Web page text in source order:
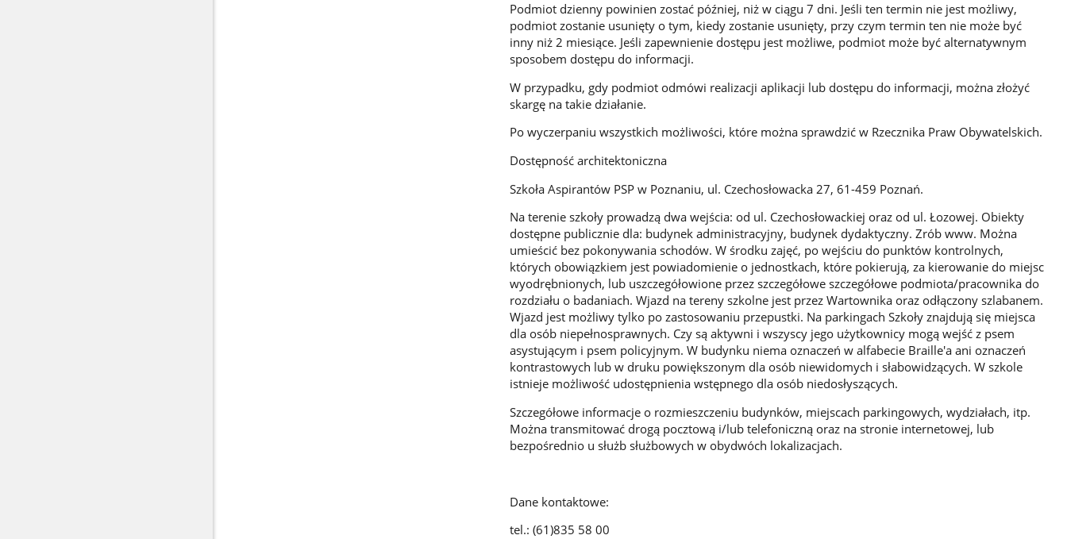
Podmiot dzienny powinien zostać później, niż w ciągu 7 dni. Jeśli ten termin nie jest możliwy,
podmiot zostanie usunięty o tym, kiedy zostanie usunięty, przy czym termin ten nie może być
inny niż 2 miesiące. Jeśli zapewnienie dostępu jest możliwe, podmiot może być alternatywnym
sposobem dostępu do informacji.
W przypadku, gdy podmiot odmówi realizacji aplikacji lub dostępu do informacji, można złożyć
skargę na takie działanie.
Po wyczerpaniu wszystkich możliwości, które można sprawdzić w Rzecznika Praw Obywatelskich.
Dostępność architektoniczna
Szkoła Aspirantów PSP w Poznaniu, ul. Czechosłowacka 27, 61-459 Poznań.
Na terenie szkoły prowadzą dwa wejścia: od ul. Czechosłowackiej oraz od ul. Łozowej. Obiekty
dostępne publicznie dla: budynek administracyjny, budynek dydaktyczny. Zrób www. Można
umieścić bez pokonywania schodów. W środku zajęć, po wejściu do punktów kontrolnych,
których obowiązkiem jest powiadomienie o jednostkach, które pokierują, za kierowanie do miejsc
wyodrębnionych, lub uszczegółowione przez szczegółowe szczegółowe podmiota/pracownika do
rozdziału o badaniach. Wjazd na tereny szkolne jest przez Wartownika oraz odłączony szlabanem.
Wjazd jest możliwy tylko po zastosowaniu przepustki. Na parkingach Szkoły znajdują się miejsca
dla osób niepełnosprawnych. Czy są aktywni i wszyscy jego użytkownicy mogą wejść z psem
asystującym i psem policyjnym. W budynku niema oznaczeń w alfabecie Braille'a ani oznaczeń
kontrastowych lub w druku powiększonym dla osób niewidomych i słabowidzących. W szkole
istnieje możliwość udostępnienia wstępnego dla osób niedosłyszących.
Szczegółowe informacje o rozmieszczeniu budynków, miejscach parkingowych, wydziałach, itp.
Można transmitować drogą pocztową i/lub telefoniczną oraz na stronie internetowej, lub
bezpośrednio u służb służbowych w obydwóch lokalizacjach.
Dane kontaktowe:
tel.: (61)835 58 00